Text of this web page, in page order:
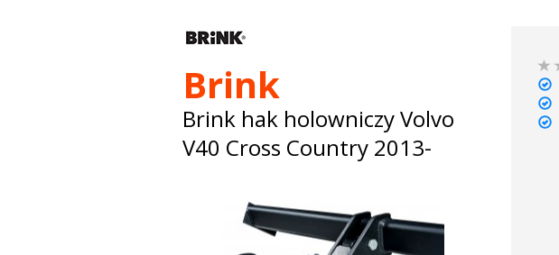
Brink
Brink hak holowniczy Volvo
V40 Cross Country 2013-